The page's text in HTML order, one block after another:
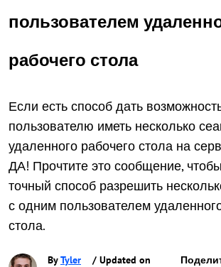
пользователем
рабочего стола
Если есть способ дать
пользователю иметь несколько
удаленного рабочего стола на
ДА! Прочтите это сообщение,
точный способ разрешить
с одним пользователем
стола.
ByTyler
/ Updated on